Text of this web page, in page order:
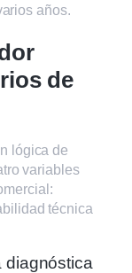
años.
de
lógica de
variables
técnica
diagnóstica